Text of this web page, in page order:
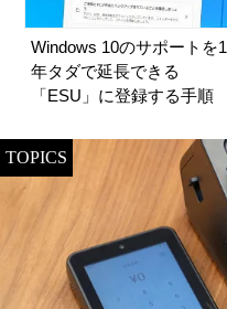
Windows 10のサポートを1
年タダで延長できる
「ESU」に登録する手順
TOPICS